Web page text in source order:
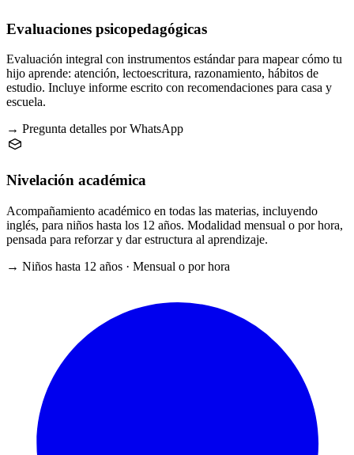
Evaluaciones psicopedagógicas
Evaluación integral con instrumentos estándar para mapear cómo tu
hijo aprende: atención, lectoescritura, razonamiento, hábitos de
estudio. Incluye informe escrito con recomendaciones para casa y
escuela.
→ Pregunta detalles por WhatsApp
Nivelación académica
Acompañamiento académico en todas las materias, incluyendo
inglés, para niños hasta los 12 años. Modalidad mensual o por hora,
pensada para reforzar y dar estructura al aprendizaje.
→ Niños hasta 12 años · Mensual o por hora